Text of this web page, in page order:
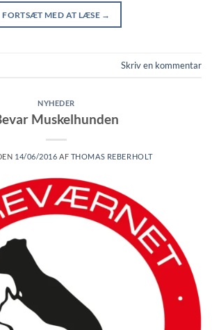
FORTSÆT MED AT LÆSE →
Skriv en kommentar
NYHEDER
Muskelhunden
14/06/2016 AF THOMAS REBERHOLT